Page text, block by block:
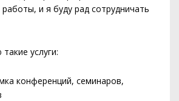
и я буду рад сотрудничать
услуги:
конференций, семинаров,